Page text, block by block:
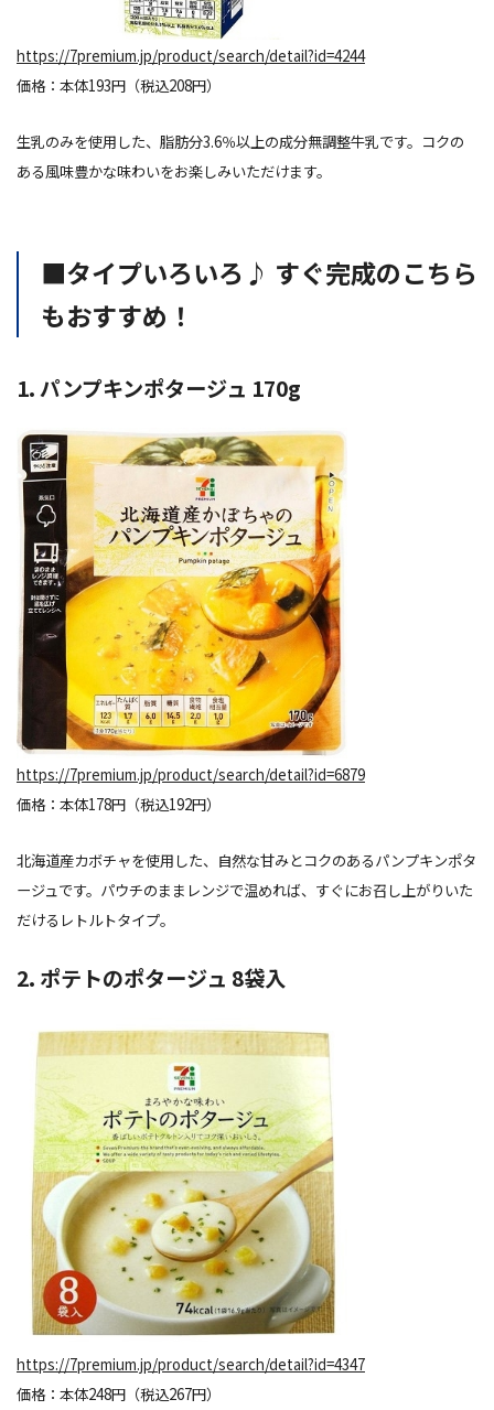
https://7premium.jp/product/search/detail?id=4244
価格：本体193円（税込208円）
生乳のみを使用した、脂肪分3.6％以上の成分無調整牛乳です。コクの
ある風味豊かな味わいをお楽しみいただけます。
■タイプいろいろ♪ すぐ完成のこちら
もおすすめ！
1. パンプキンポタージュ 170g
https://7premium.jp/product/search/detail?id=6879
価格：本体178円（税込192円）
北海道産カボチャを使用した、自然な甘みとコクのあるパンプキンポタ
ージュです。パウチのままレンジで温めれば、すぐにお召し上がりいた
だけるレトルトタイプ。
2. ポテトのポタージュ 8袋入
https://7premium.jp/product/search/detail?id=4347
価格：本体248円（税込267円）